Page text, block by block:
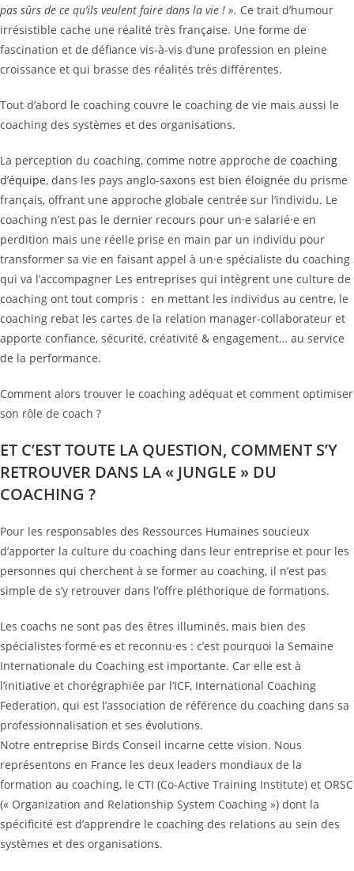
pas sûrs de ce qu’ils veulent faire dans la vie ! ». Ce trait d’humour
irrésistible cache une réalité très française. Une forme de
fascination et de défiance vis-à-vis d’une profession en pleine
croissance et qui brasse des réalités très différentes.
Tout d’abord le coaching couvre le coaching de vie mais aussi le
coaching des systèmes et des organisations.
La perception du coaching, comme notre approche de coaching
d’équipe, dans les pays anglo-saxons est bien éloignée du prisme
français, offrant une approche globale centrée sur l’individu. Le
coaching n’est pas le dernier recours pour un·e salarié·e en
perdition mais une réelle prise en main par un individu pour
transformer sa vie en faisant appel à un·e spécialiste du coaching
qui va l’accompagner Les entreprises qui intègrent une culture de
coaching ont tout compris : en mettant les individus au centre, le
coaching rebat les cartes de la relation manager-collaborateur et
apporte confiance, sécurité, créativité & engagement… au service
de la performance.
Comment alors trouver le coaching adéquat et comment optimiser
son rôle de coach ?
ET C’EST TOUTE LA QUESTION, COMMENT S’Y
RETROUVER DANS LA « JUNGLE » DU
COACHING ?
Pour les responsables des Ressources Humaines soucieux
d’apporter la culture du coaching dans leur entreprise et pour les
personnes qui cherchent à se former au coaching, il n’est pas
simple de s’y retrouver dans l’offre pléthorique de formations.
Les coachs ne sont pas des êtres illuminés, mais bien des
spécialistes formé·es et reconnu·es : c’est pourquoi la Semaine
Internationale du Coaching est importante. Car elle est à
l’initiative et chorégraphiée par l’ICF, International Coaching
Federation, qui est l’association de référence du coaching dans sa
professionnalisation et ses évolutions.
Notre entreprise Birds Conseil incarne cette vision. Nous
représentons en France les deux leaders mondiaux de la
formation au coaching, le CTI (Co-Active Training Institute) et ORSC
(« Organization and Relationship System Coaching ») dont la
spécificité est d’apprendre le coaching des relations au sein des
systèmes et des organisations.